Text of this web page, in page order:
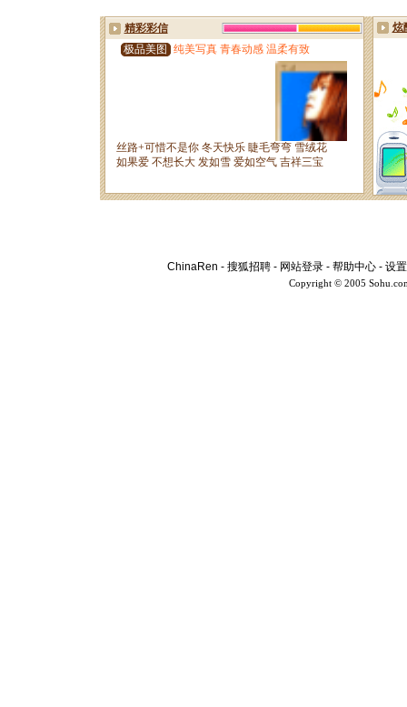
ChinaRen - 搜狐招聘 - 网站登录 - 帮助中心 - 设
Copyright © 2005